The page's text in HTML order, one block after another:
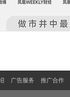
广告服务 推广合作